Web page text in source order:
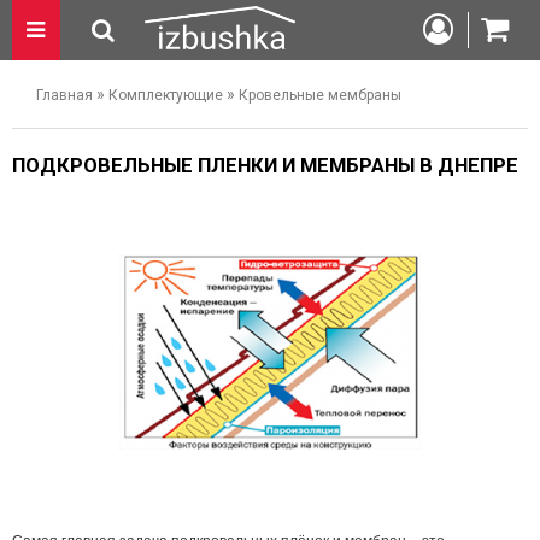
Главная » Комплектующие » Кровельные мембраны
ПОДКРОВЕЛЬНЫЕ ПЛЕНКИ И МЕМБРАНЫ В ДНЕПРЕ